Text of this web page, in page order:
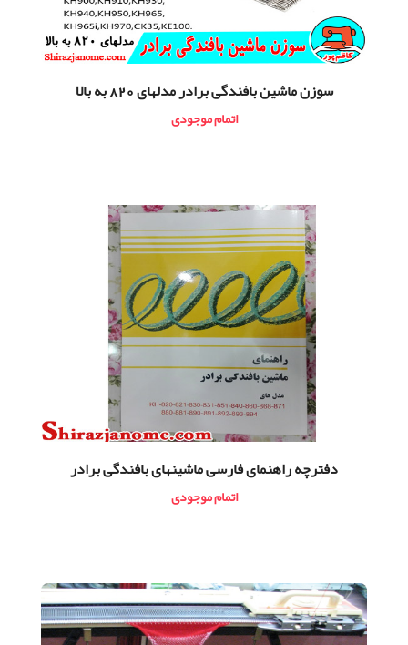
سوزن ماشین بافندگی برادر مدلهای 820 به بالا
اتمام موجودی
دفترچه راهنمای فارسی ماشینهای بافندگی برادر
اتمام موجودی